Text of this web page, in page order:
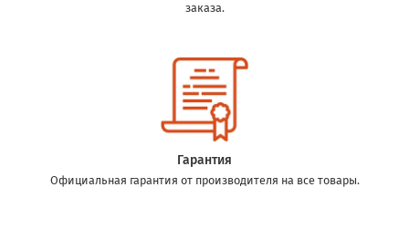
заказа.
Гарантия
Официальная гарантия от производителя на все товары.